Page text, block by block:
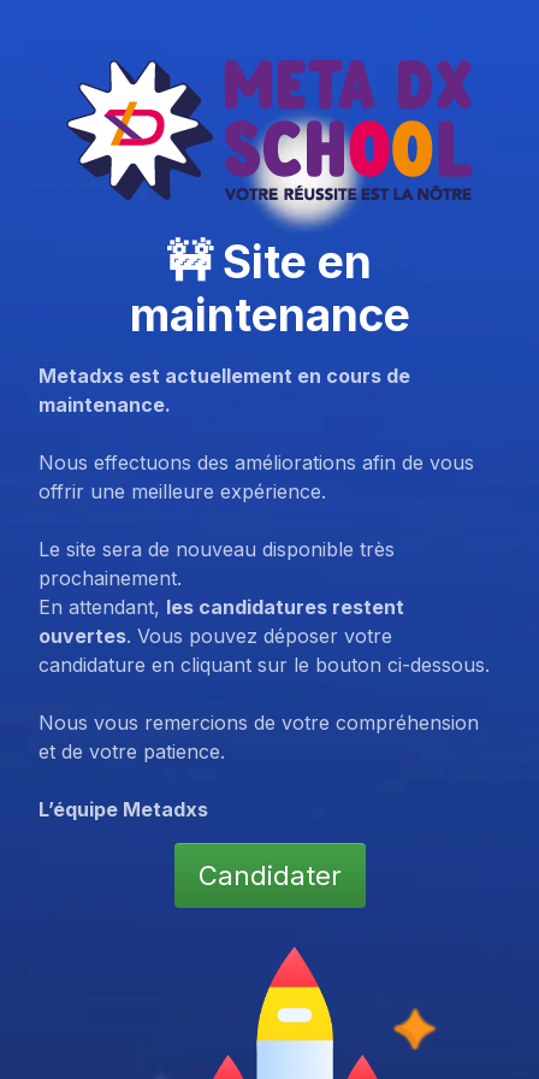
🚧 Site en
maintenance
Metadxs est actuellement en cours de
maintenance.
Nous effectuons des améliorations afin de vous
offrir une meilleure expérience.
Le site sera de nouveau disponible très
prochainement.
En attendant, les candidatures restent
ouvertes. Vous pouvez déposer votre
candidature en cliquant sur le bouton ci-dessous.
Nous vous remercions de votre compréhension
et de votre patience.
L’équipe Metadxs
Candidater